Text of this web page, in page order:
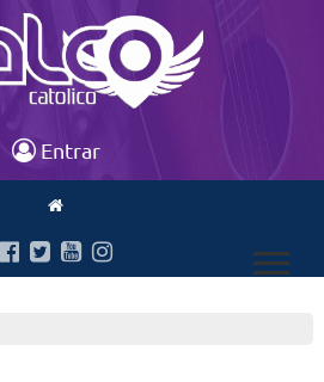
Entrar